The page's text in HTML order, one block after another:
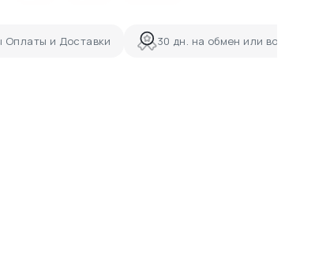
Оплаты и Доставки 30 дн. на обмен или возврат